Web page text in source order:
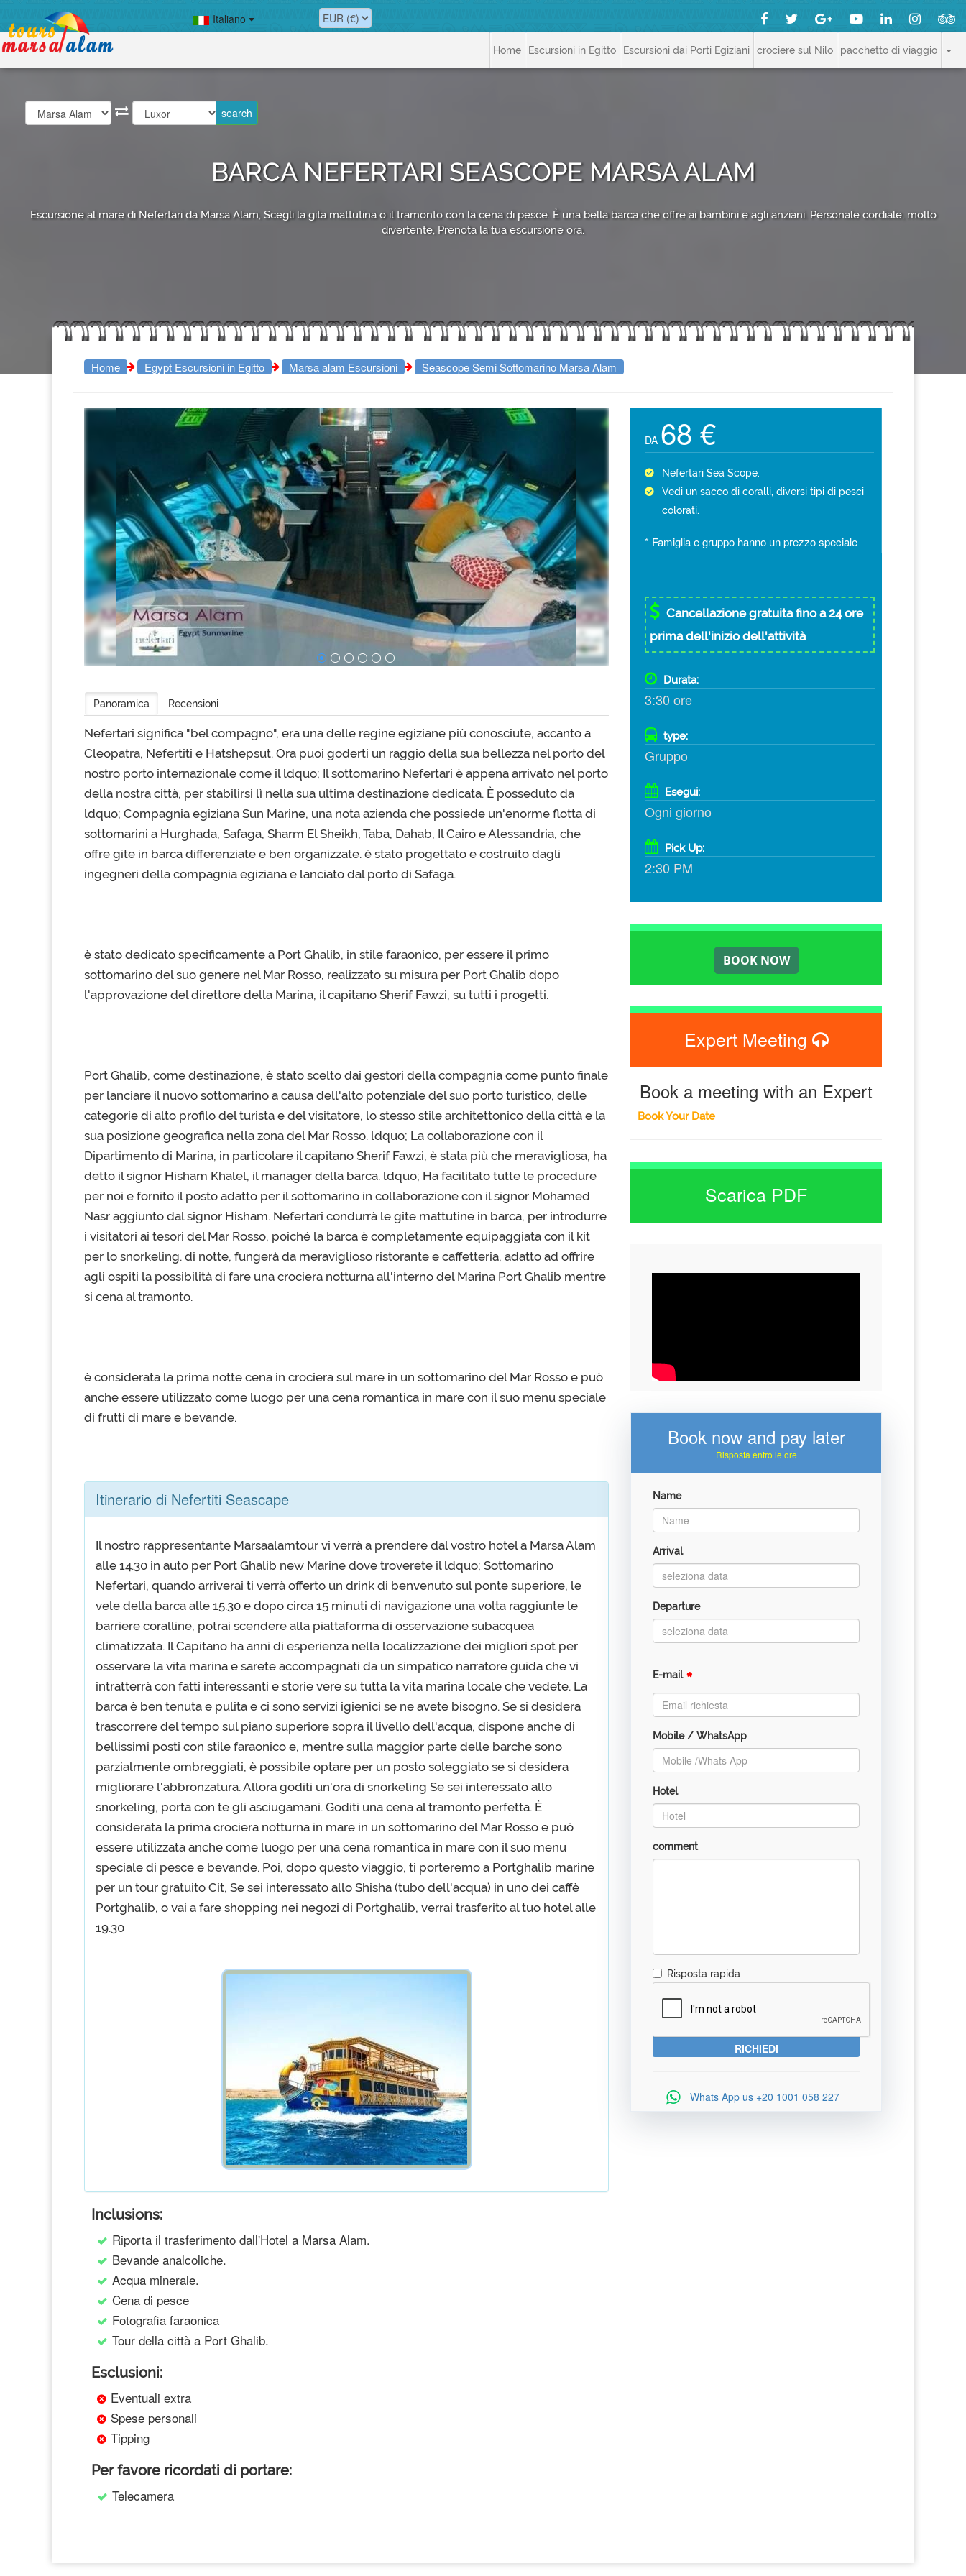
Italiano
Home Escursioni in Egitto Escursioni dai Porti Egiziani crociere sul Nilo pacchetto di viaggio
BARCA NEFERTARI SEASCOPE MARSA ALAM
Escursione al mare di Nefertari da Marsa Alam, Scegli la gita mattutina o il tramonto con la cena di pesce. È una bella barca che offre ai bambini e agli anziani. Personale cordiale, molto
divertente, Prenota la tua escursione ora.
Home Egypt Escursioni in Egitto Marsa alam Escursioni Seascope Semi Sottomarino Marsa Alam
Panoramica Recensioni
Nefertari significa "bel compagno", era una delle regine egiziane più conosciute, accanto a
Cleopatra, Nefertiti e Hatshepsut. Ora puoi goderti un raggio della sua bellezza nel porto del
nostro porto internazionale come il ldquo; Il sottomarino Nefertari è appena arrivato nel porto
della nostra città, per stabilirsi lì nella sua ultima destinazione dedicata. È posseduto da
ldquo; Compagnia egiziana Sun Marine, una nota azienda che possiede un'enorme flotta di
sottomarini a Hurghada, Safaga, Sharm El Sheikh, Taba, Dahab, Il Cairo e Alessandria, che
offre gite in barca differenziate e ben organizzate. è stato progettato e costruito dagli
ingegneri della compagnia egiziana e lanciato dal porto di Safaga.
è stato dedicato specificamente a Port Ghalib, in stile faraonico, per essere il primo
sottomarino del suo genere nel Mar Rosso, realizzato su misura per Port Ghalib dopo
l'approvazione del direttore della Marina, il capitano Sherif Fawzi, su tutti i progetti.
Port Ghalib, come destinazione, è stato scelto dai gestori della compagnia come punto finale
per lanciare il nuovo sottomarino a causa dell'alto potenziale del suo porto turistico, delle
categorie di alto profilo del turista e del visitatore, lo stesso stile architettonico della città e la
sua posizione geografica nella zona del Mar Rosso. ldquo; La collaborazione con il
Dipartimento di Marina, in particolare il capitano Sherif Fawzi, è stata più che meravigliosa, ha
detto il signor Hisham Khalel, il manager della barca. ldquo; Ha facilitato tutte le procedure
per noi e fornito il posto adatto per il sottomarino in collaborazione con il signor Mohamed
Nasr aggiunto dal signor Hisham. Nefertari condurrà le gite mattutine in barca, per introdurre
i visitatori ai tesori del Mar Rosso, poiché la barca è completamente equipaggiata con il kit
per lo snorkeling. di notte, fungerà da meraviglioso ristorante e caffetteria, adatto ad offrire
agli ospiti la possibilità di fare una crociera notturna all'interno del Marina Port Ghalib mentre
si cena al tramonto.
è considerata la prima notte cena in crociera sul mare in un sottomarino del Mar Rosso e può
anche essere utilizzato come luogo per una cena romantica in mare con il suo menu speciale
di frutti di mare e bevande.
Itinerario di Nefertiti Seascape
Il nostro rappresentante Marsaalamtour vi verrà a prendere dal vostro hotel a Marsa Alam
alle 14.30 in auto per Port Ghalib new Marine dove troverete il ldquo; Sottomarino
Nefertari, quando arriverai ti verrà offerto un drink di benvenuto sul ponte superiore, le
vele della barca alle 15.30 e dopo circa 15 minuti di navigazione una volta raggiunte le
barriere coralline, potrai scendere alla piattaforma di osservazione subacquea
climatizzata. Il Capitano ha anni di esperienza nella localizzazione dei migliori spot per
osservare la vita marina e sarete accompagnati da un simpatico narratore guida che vi
intratterrà con fatti interessanti e storie vere su tutta la vita marina locale che vedete. La
barca è ben tenuta e pulita e ci sono servizi igienici se ne avete bisogno. Se si desidera
trascorrere del tempo sul piano superiore sopra il livello dell'acqua, dispone anche di
bellissimi posti con stile faraonico e, mentre sulla maggior parte delle barche sono
parzialmente ombreggiati, è possibile optare per un posto soleggiato se si desidera
migliorare l'abbronzatura. Allora goditi un'ora di snorkeling Se sei interessato allo
snorkeling, porta con te gli asciugamani. Goditi una cena al tramonto perfetta. È
considerata la prima crociera notturna in mare in un sottomarino del Mar Rosso e può
essere utilizzata anche come luogo per una cena romantica in mare con il suo menu
speciale di pesce e bevande. Poi, dopo questo viaggio, ti porteremo a Portghalib marine
per un tour gratuito Cit, Se sei interessato allo Shisha (tubo dell'acqua) in uno dei caffè
Portghalib, o vai a fare shopping nei negozi di Portghalib, verrai trasferito al tuo hotel alle
19.30
Inclusions:
Riporta il trasferimento dall'Hotel a Marsa Alam.
Bevande analcoliche.
Acqua minerale.
Cena di pesce
Fotografia faraonica
Tour della città a Port Ghalib.
Esclusioni:
Eventuali extra
Spese personali
Tipping
Per favore ricordati di portare:
Telecamera
DA 68 €
Nefertari Sea Scope.
Vedi un sacco di coralli, diversi tipi di pesci
colorati.
* Famiglia e gruppo hanno un prezzo speciale
Cancellazione gratuita fino a 24 ore
prima dell'inizio dell'attività
Durata:
3:30 ore
type:
Gruppo
Esegui:
Ogni giorno
Pick Up:
2:30 PM
Expert Meeting
Book a meeting with an Expert
Book Your Date
Scarica PDF
Book now and pay later
Risposta entro le ore
Name
Arrival
Departure
E-mail *
Mobile / WhatsApp
Hotel
comment
Risposta rapida
Whats App us +20 1001 058 227